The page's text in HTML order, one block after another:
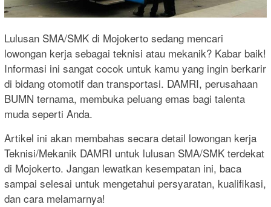
Lulusan SMA/SMK di Mojokerto sedang mencari
lowongan kerja sebagai teknisi atau mekanik? Kabar baik!
Informasi ini sangat cocok untuk kamu yang ingin berkarir
di bidang otomotif dan transportasi. DAMRI, perusahaan
BUMN ternama, membuka peluang emas bagi talenta
muda seperti Anda.
Artikel ini akan membahas secara detail lowongan kerja
Teknisi/Mekanik DAMRI untuk lulusan SMA/SMK terdekat
di Mojokerto. Jangan lewatkan kesempatan ini, baca
sampai selesai untuk mengetahui persyaratan, kualifikasi,
dan cara melamarnya!